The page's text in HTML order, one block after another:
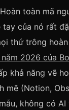
toàn mã
tay của nó rất
thứ trông
2026 của
khả năng vẽ
mẽ (Notion,
không có